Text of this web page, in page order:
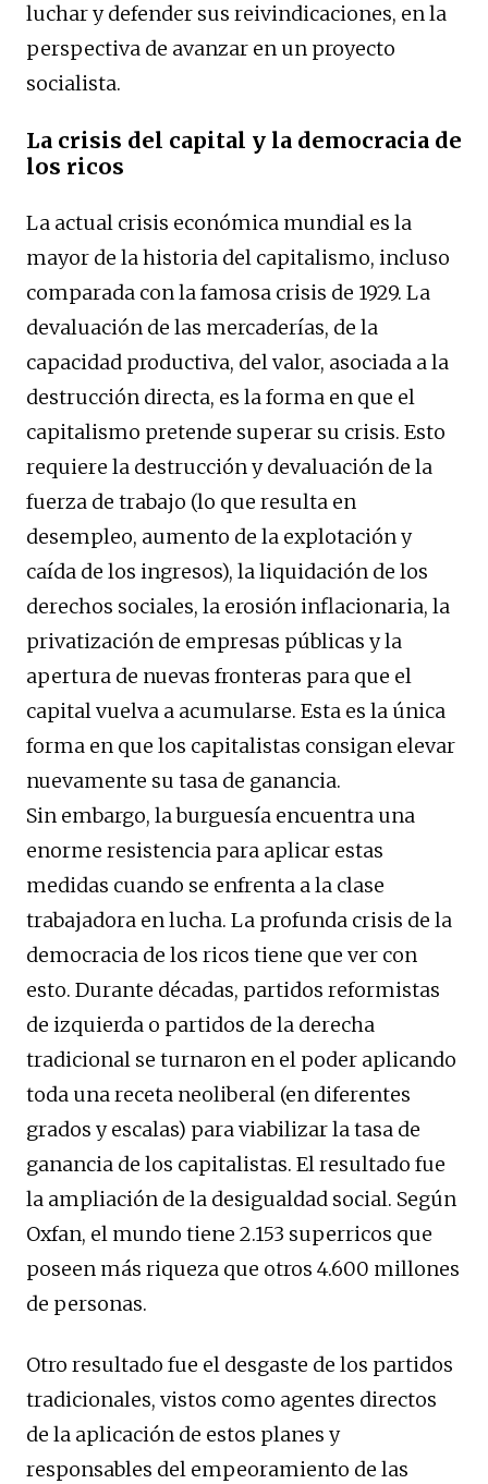
luchar y defender sus reivindicaciones, en la
perspectiva de avanzar en un proyecto
socialista.
La crisis del capital y la democracia de
los ricos
La actual crisis económica mundial es la
mayor de la historia del capitalismo, incluso
comparada con la famosa crisis de 1929. La
devaluación de las mercaderías, de la
capacidad productiva, del valor, asociada a la
destrucción directa, es la forma en que el
capitalismo pretende superar su crisis. Esto
requiere la destrucción y devaluación de la
fuerza de trabajo (lo que resulta en
desempleo, aumento de la explotación y
caída de los ingresos), la liquidación de los
derechos sociales, la erosión inflacionaria, la
privatización de empresas públicas y la
apertura de nuevas fronteras para que el
capital vuelva a acumularse. Esta es la única
forma en que los capitalistas consigan elevar
nuevamente su tasa de ganancia.
Sin embargo, la burguesía encuentra una
enorme resistencia para aplicar estas
medidas cuando se enfrenta a la clase
trabajadora en lucha. La profunda crisis de la
democracia de los ricos tiene que ver con
esto. Durante décadas, partidos reformistas
de izquierda o partidos de la derecha
tradicional se turnaron en el poder aplicando
toda una receta neoliberal (en diferentes
grados y escalas) para viabilizar la tasa de
ganancia de los capitalistas. El resultado fue
la ampliación de la desigualdad social. Según
Oxfan, el mundo tiene 2.153 superricos que
poseen más riqueza que otros 4.600 millones
de personas.
Otro resultado fue el desgaste de los partidos
tradicionales, vistos como agentes directos
de la aplicación de estos planes y
responsables del empeoramiento de las